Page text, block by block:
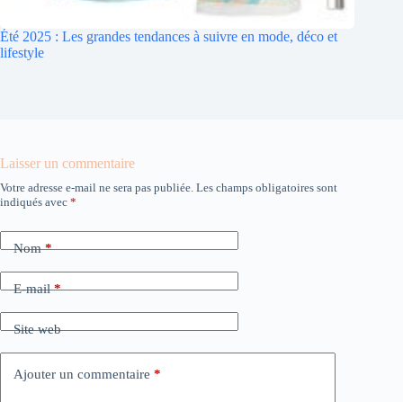
Été 2025 : Les grandes tendances à suivre en mode, déco et
lifestyle
Laisser un commentaire
Votre adresse e-mail ne sera pas publiée. Les champs obligatoires sont
indiqués avec *
Nom*
E-mail*
Site web
Ajouter un commentaire *